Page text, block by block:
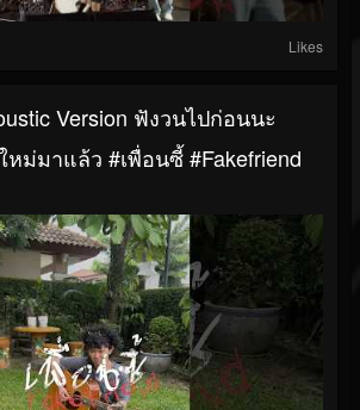
Likes
Version ฟังวนไปก่อนนะ
หม่มาแล้ว #เพื่อนซี้ #fakefriend